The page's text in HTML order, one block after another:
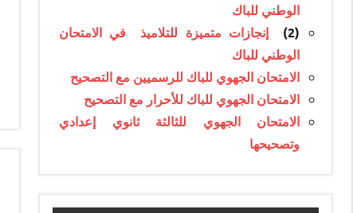
الوطني للباك
(2)
إنجازات متميزة للتلاميذ في الامتحان
الوطني للباك
الامتحان الجهوي للباك للرسميين مع التصحيح
الامتحان الجهوي للباك للأحرار مع التصحيح
الامتحان الجهوي للثالثة ثانوي إعدادي
وتصحيحها